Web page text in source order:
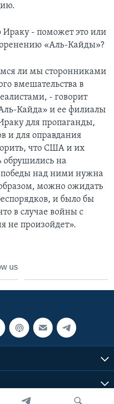
- поможет это или
«Аль-Кайды»?
ли мы сторонниками
вмешательства в
- говорит
Кайда» и ее филиалы
для пропаганды,
и для оправдания
что США и их
обрушились на
над ними нужна
можно ожидать
и было бы
в случае войны с
не произойдет».
us